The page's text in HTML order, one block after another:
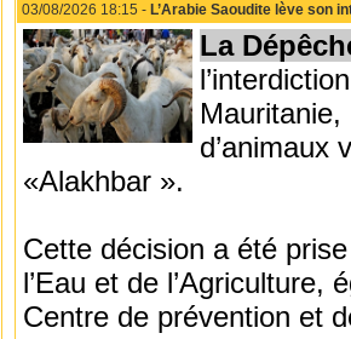
03/08/2026 18:15 - L’Arabie Saoudite lève son
La
d’animaux
«Alakhbar ».
Cette décision a été
l’Eau et de l’Agriculture,
Centre de prévention et